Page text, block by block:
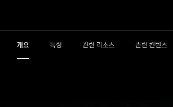
개요 특징 관련 리소스 관련 컨텐츠